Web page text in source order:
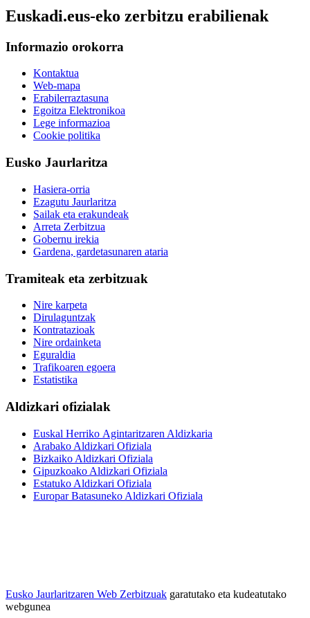
Euskadi.eus-eko zerbitzu erabilienak
Informazio orokorra
Kontaktua
Web-mapa
Erabilerraztasuna
Egoitza Elektronikoa
Lege informazioa
Cookie politika
Eusko Jaurlaritza
Hasiera-orria
Ezagutu Jaurlaritza
Sailak eta erakundeak
Arreta Zerbitzua
Gobernu irekia
Gardena, gardetasunaren ataria
Tramiteak eta zerbitzuak
Nire karpeta
Dirulaguntzak
Kontratazioak
Nire ordainketa
Eguraldia
Trafikoaren egoera
Estatistika
Aldizkari ofizialak
Euskal Herriko Agintaritzaren Aldizkaria
Arabako Aldizkari Ofiziala
Bizkaiko Aldizkari Ofiziala
Gipuzkoako Aldizkari Ofiziala
Estatuko Aldizkari Ofiziala
Europar Batasuneko Aldizkari Ofiziala
Eusko Jaurlaritzaren Web Zerbitzuak garatutako eta kudeatutako
webgunea